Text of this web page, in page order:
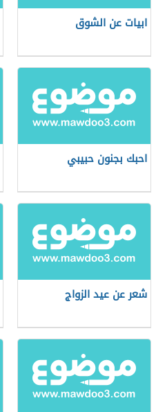
ابيات عن الشوق
احبك بجنون حبيبي
شعر عن عيد الزواج